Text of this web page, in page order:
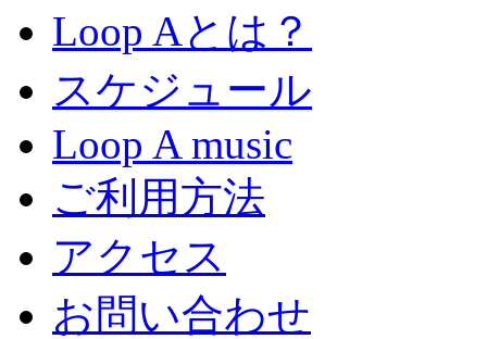
Loop Aとは？
スケジュール
Loop A music
ご利用方法
アクセス
お問い合わせ